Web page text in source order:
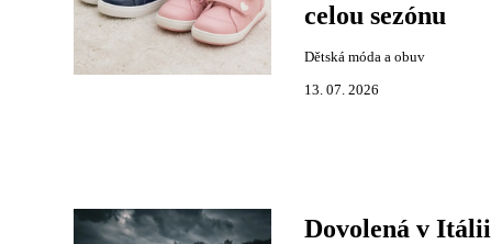
celou sezónu
Dětská móda a obuv
13. 07. 2026
Dovolená v Itálii